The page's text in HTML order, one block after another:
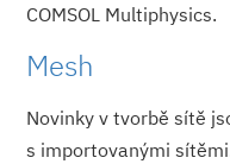
COMSOL Multiphysics.
Mesh
Novinky v tvorbě sítě
s importovanými